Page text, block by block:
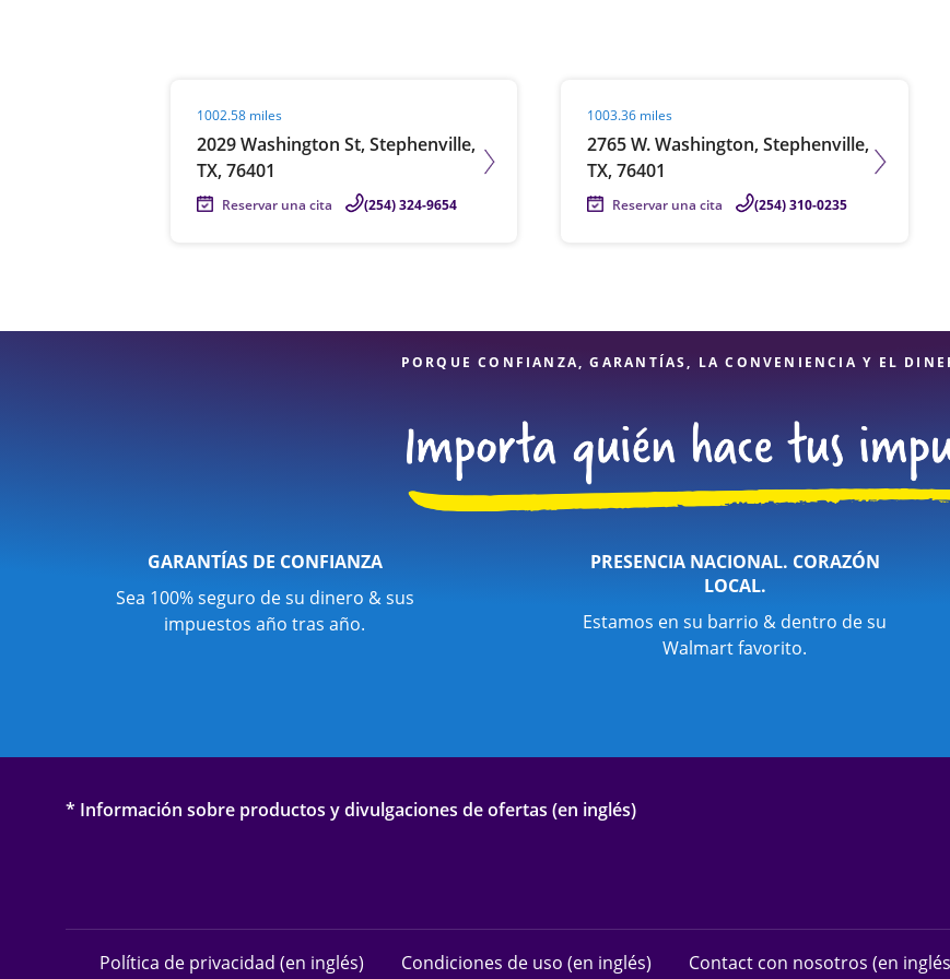
1002.58 miles
2029 Washington St, Stephenville,
TX, 76401
Reservar una cita (254) 324-9654
1003.36 miles
2765 W. Washington, Stephenville,
TX, 76401
Reservar una cita (254) 310-0235
PORQUE CONFIANZA, GARANTÍAS, LA CONVENIENCIA Y EL
GARANTÍAS DE CONFIANZA
Sea 100% seguro de su dinero & sus
impuestos año tras año.
PRESENCIA NACIONAL. CORAZÓN
LOCAL.
Estamos en su barrio & dentro de su
Walmart favorito.
* Información sobre productos y divulgaciones de ofertas (en inglés)
Política de privacidad (en inglés) Condiciones de uso (en inglés) Contact con nosotros (en